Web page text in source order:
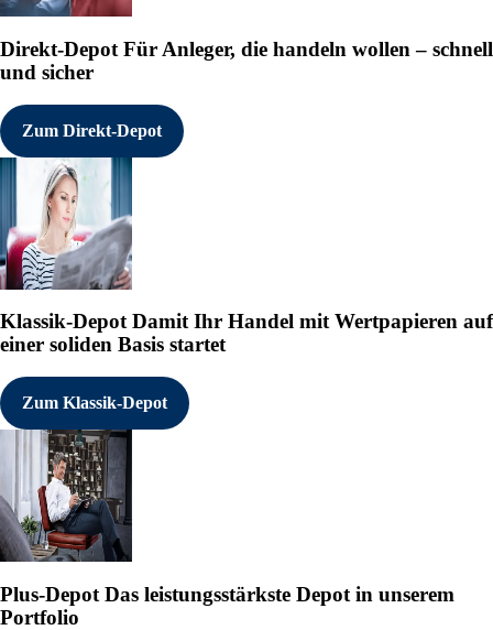
Direkt-Depot Für Anleger, die handeln wollen – schnell
und sicher
Zum Direkt-Depot
Klassik-DepotDamit Ihr Handel mit Wertpapieren auf
einer soliden Basis startet
Zum Klassik-Depot
Plus-Depot Das leistungsstärkste Depot in unserem
Portfolio